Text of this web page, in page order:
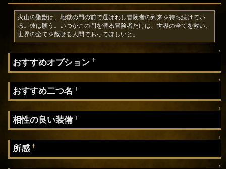
火山の聖獣は、地獄の門の前で選ばれし冒険者の到来を待ち続けてい
る。彼は願う。いつかこの門を潜る冒険者だけは、世界の全てを救い、
世界の全てを赦せる人間であってほしいと。
↑
おすすめオプション†
↑
おすすめ二つ名†
↑
相性の良い装備†
↑
所感†
↑